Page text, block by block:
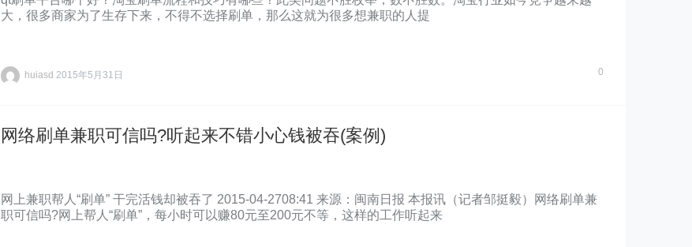
大，很多商家为了生存下来，不得不选择刷单，那么这就为很多想兼职的人提
huiasd 2015年5月31日 0
网络刷单兼职可信吗?听起来不错小心钱被吞(案例)
网上兼职帮人“刷单” 干完活钱却被吞了 2015-04-2708:41 来源：闽南日报 本报讯（记者邹挺毅）网络刷单兼
职可信吗?网上帮人“刷单”，每小时可以赚80元至200元不等，这样的工作听起来